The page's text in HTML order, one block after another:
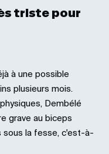
triste pour
à une possible
plusieurs mois.
Dembélé
grave au biceps
sous la fesse, c'est-à-